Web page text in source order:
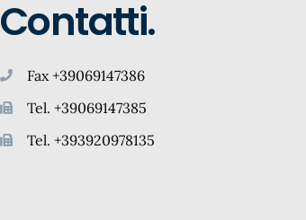
Contatti.
Fax +39069147386
Tel. +39069147385
Tel. +393920978135